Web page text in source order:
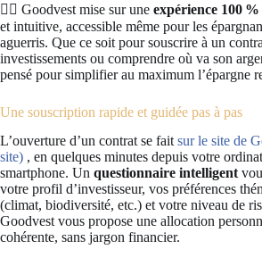
🧘‍♂️ Goodvest mise sur une expérience 100
et intuitive, accessible même pour les
aguerris. Que ce soit pour souscrire à un
investissements ou comprendre où va son
pensé pour simplifier au maximum l’épargne
Une souscription rapide et guidée pas à pas
L’ouverture d’un contrat se fait sur le site de
site) , en quelques minutes depuis votre
smartphone. Un questionnaire intelligent
votre profil d’investisseur, vos préférences
(climat, biodiversité, etc.) et votre niveau de
Goodvest vous propose une allocation
cohérente, sans jargon financier.